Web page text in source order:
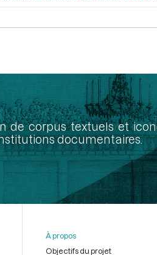
de corpus textuels et
documentaires.
À propos
Objectifs du projet